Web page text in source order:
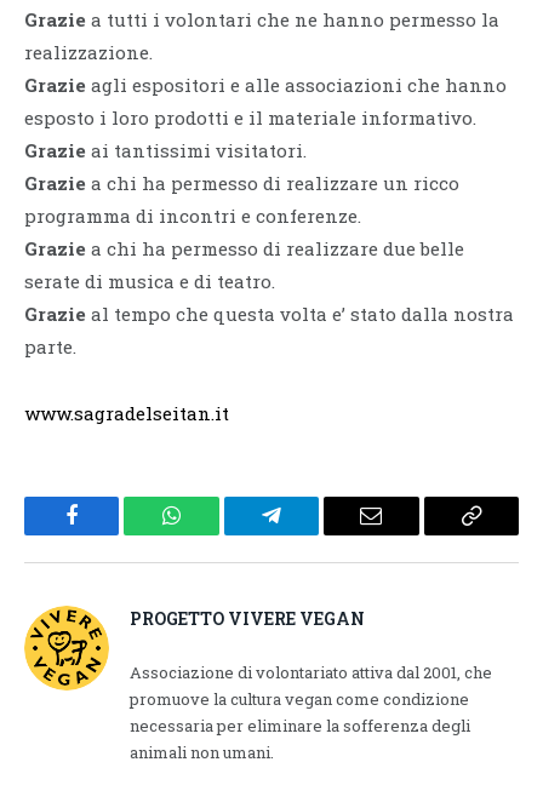
Grazie a tutti i volontari che ne hanno permesso la
realizzazione.
Grazie agli espositori e alle associazioni che hanno
esposto i loro prodotti e il materiale informativo.
Grazie ai tantissimi visitatori.
Grazie a chi ha permesso di realizzare un ricco
programma di incontri e conferenze.
Grazie a chi ha permesso di realizzare due belle
serate di musica e di teatro.
Grazie al tempo che questa volta e’ stato dalla nostra
parte.
www.sagradelseitan.it
Facebook WhatsApp Telegram Email
Copy
PROGETTO VIVERE VEGAN
Associazione di volontariato attiva dal 2001, che
promuove la cultura vegan come condizione
necessaria per eliminare la sofferenza degli
animali non umani.